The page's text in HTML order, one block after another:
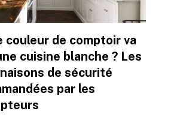
couleur de comptoir va
cuisine blanche ? Les
de sécurité
par les